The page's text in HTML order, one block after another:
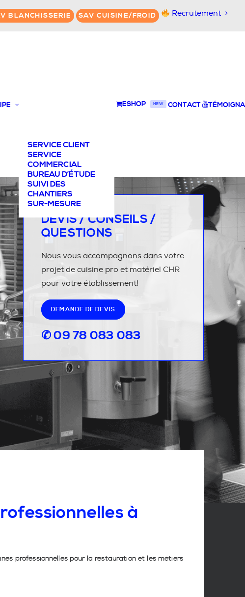
BLANCHISSERIE SAV CUISINE/FROID Recrutement
SERVICE CLIENT
SERVICE
COMMERCIAL
BUREAU D’ÉTUDE
SUIVI DES
CHANTIERS
SUR-MESURE
ESHOP NEW CONTACT
DEVIS / CONSEILS /
QUESTIONS
Nous vous accompagnons dans votre
projet de cuisine pro et matériel CHR
pour votre établissement!
DEMANDE DE DEVIS
✆ 09 78 083 083
à
professionnelles pour la restauration et les métiers